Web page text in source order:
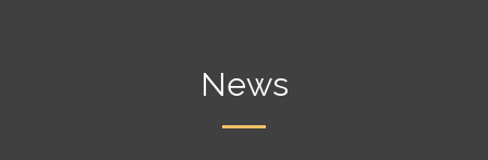
News